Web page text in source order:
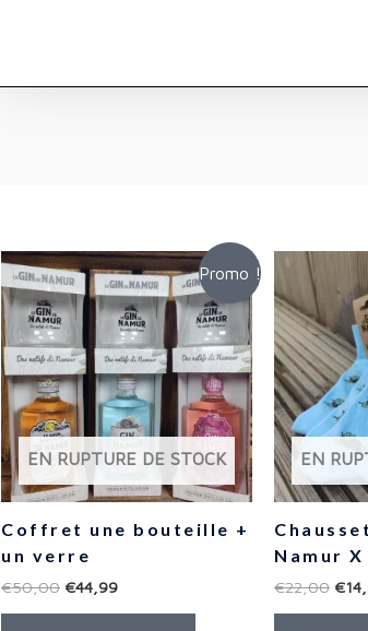
Promo !
EN RUPTURE DE STOCK
Coffret une bouteille +
un verre
€50,00 €44,99
EN
Namur
€22,00 €